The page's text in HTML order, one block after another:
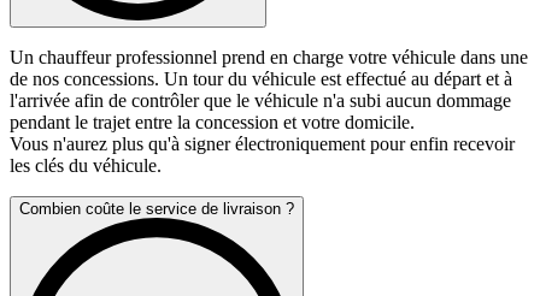
Un chauffeur professionnel prend en charge votre véhicule dans une
de nos concessions. Un tour du véhicule est effectué au départ et à
l'arrivée afin de contrôler que le véhicule n'a subi aucun dommage
pendant le trajet entre la concession et votre domicile.
Vous n'aurez plus qu'à signer électroniquement pour enfin recevoir
les clés du véhicule.
Combien coûte le service de livraison ?